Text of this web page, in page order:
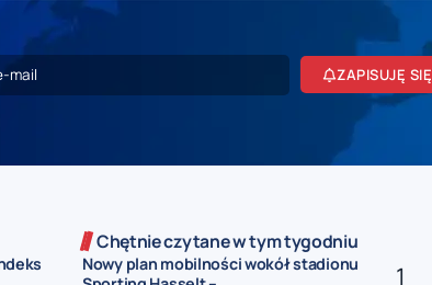
ZAPISUJĘ SIĘ
Chętnie czytane w tym tygodniu
Nowy plan mobilności wokół stadionu